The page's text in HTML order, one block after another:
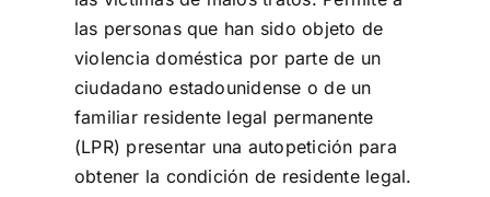
las personas que han sido objeto de
violencia doméstica por parte de un
ciudadano estadounidense o de un
familiar residente legal permanente
(LPR) presentar una autopetición para
obtener la condición de residente legal.